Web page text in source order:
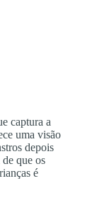
captura a
uma visão
depois
que os
é